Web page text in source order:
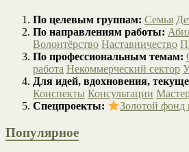
По целевым группам: Семья
По направлениям работы:
Волонтёрство Наставничество
По профессиональным темам:
работа Некоммерческий сектор
Для идей, вдохновения,
Конспекты Консультации
Спецпроекты:
Золотой
Популярное